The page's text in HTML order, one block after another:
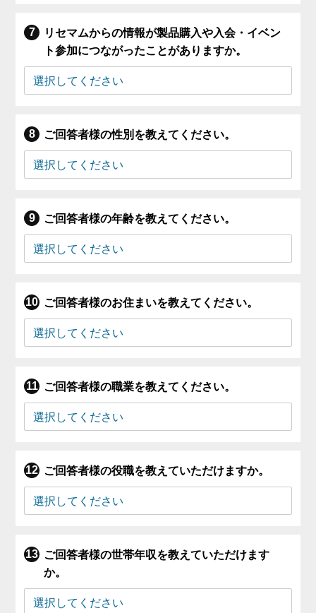
リセマムからの情報が製品購入や入会・イベン
ト参加につながったことがありますか。
ご回答者様の性別を教えてください。
ご回答者様の年齢を教えてください。
ご回答者様のお住まいを教えてください。
ご回答者様の職業を教えてください。
ご回答者様の役職を教えていただけますか。
ご回答者様の世帯年収を教えていただけます
か。